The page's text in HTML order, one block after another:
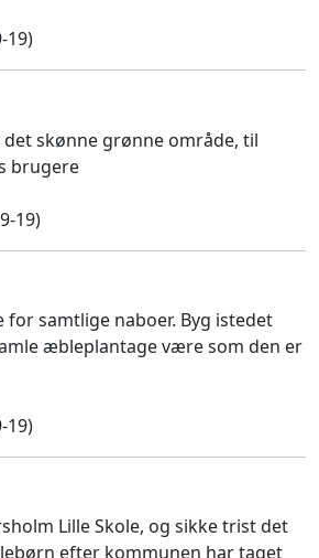
19)
skønne grønne område, til
brugere
19)
for samtlige naboer. Byg istedet
æbleplantage være som den er
19)
Lille Skole, og sikke trist det
efter kommunen har taget